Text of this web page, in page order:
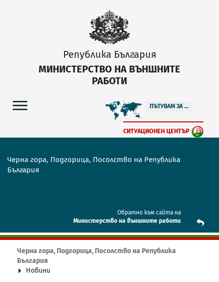
Република България
МИНИСТЕРСТВО НА ВЪНШНИТЕ
РАБОТИ
ПЪТУВАМ ЗА ...
СИТУАЦИОНЕН ЦЕНТЪР
Черна гора, Подгорица, Посолство на Република
България
Обратно към сайта на
Mинистерство на външните работи
Черна гора, Подгорица, Посолство на Република
България
Новини